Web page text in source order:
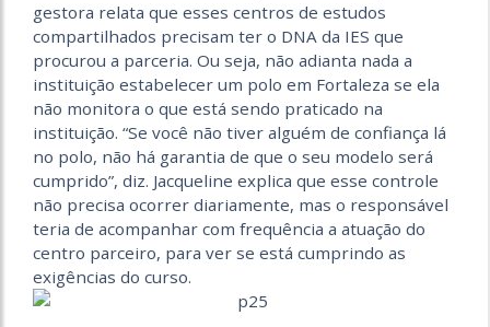
gestora relata que esses centros de estudos
compartilhados precisam ter o DNA da IES que
procurou a parceria. Ou seja, não adianta nada a
instituição estabelecer um polo em Fortaleza se ela
não monitora o que está sendo praticado na
instituição. “Se você não tiver alguém de confiança lá
no polo, não há garantia de que o seu modelo será
cumprido”, diz. Jacqueline explica que esse controle
não precisa ocorrer diariamente, mas o responsável
teria de acompanhar com frequência a atuação do
centro parceiro, para ver se está cumprindo as
exigências do curso.